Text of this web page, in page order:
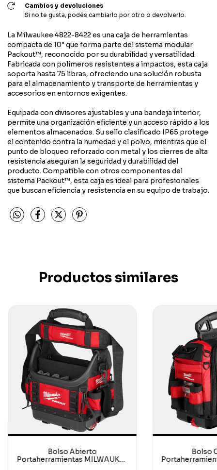
Cambios y devoluciones
Si no te gusta, podés cambiarlo por otro o devolverlo.
La Milwaukee 4822-8422 es una caja de herramientas
compacta de 10" que forma parte del sistema modular
Packout™, reconocido por su durabilidad y versatilidad.
Fabricada con polímeros resistentes a impactos, esta caja
soporta hasta 75 libras, ofreciendo una solución robusta
para el almacenamiento y transporte de herramientas y
accesorios en entornos exigentes.
Equipada con divisores ajustables y una bandeja interior,
permite una organización eficiente y un acceso rápido a los
elementos almacenados. Su sello clasificado IP65 protege
el contenido contra la humedad y el polvo, mientras que el
punto de bloqueo reforzado con metal y los cierres de alta
resistencia aseguran la seguridad y durabilidad del
producto. Compatible con otros componentes del
sistema Packout™, esta caja es ideal para profesionales
que buscan eficiencia y resistencia en su equipo de trabajo.
Productos similares
Bolso Abierto
Portaherramientas MILWAUKEE
Bolso